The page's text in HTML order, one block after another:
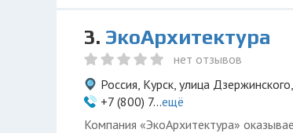
3. ЭкоАрхитектура
нет отзывов
Россия, Курск, улица
+7 (800) 7...ещё
Компания «ЭкоАрхитектура»